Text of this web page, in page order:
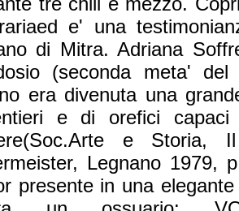
e' una
di Mitra. Adriana
(seconda meta'
era divenuta una
e di orefici
e Storia,
Legnano 1979,
presente in una